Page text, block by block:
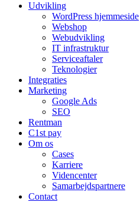
Udvikling
WordPress hjemmeside
Webshop
Webudvikling
IT infrastruktur
Serviceaftaler
Teknologier
Integraties
Marketing
Google Ads
SEO
Rentman
C1st pay
Om os
Cases
Karriere
Videncenter
Samarbejdspartnere
Contact